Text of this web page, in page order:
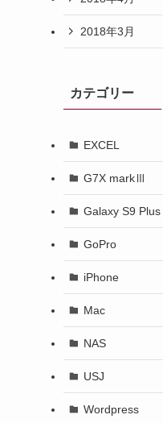
2018年3月
カテゴリー
EXCEL
G7X markⅢ
Galaxy S9 Plus
GoPro
iPhone
Mac
NAS
USJ
Wordpress